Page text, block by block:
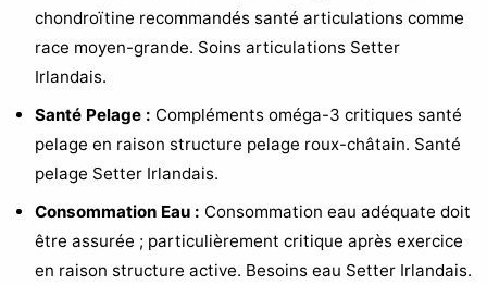
chondroïtine recommandés santé articulations comme
race moyen-grande. Soins articulations Setter
Irlandais.
Santé Pelage : Compléments oméga-3 critiques santé
pelage en raison structure pelage roux-châtain. Santé
pelage Setter Irlandais.
Consommation Eau : Consommation eau adéquate doit
être assurée ; particulièrement critique après exercice
en raison structure active. Besoins eau Setter Irlandais.